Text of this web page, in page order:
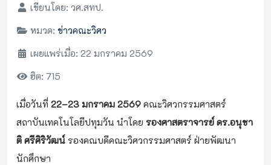
เขียนโดย: วศ.สทป.
หมวด: ข่าวคณะวิศว
เผยแพร่เมื่อ: 22 มกราคม 2569
ฮิต: 715
เมื่อวันที่ 22–23 มกราคม 2569 คณะวิศวกรรมศาสตร์
สถาบันเทคโนโลยีปทุมวัน นำโดย รองศาสตราจารย์ ดร.อนุชา
ติ ศรีศิริวัฒน์ รองคณบดีคณะวิศวกรรมศาสตร์ ฝ่ายพัฒนา
นักศึกษา